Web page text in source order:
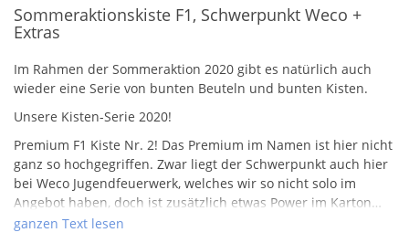
Sommeraktionskiste F1, Schwerpunkt Weco +
Extras
Im Rahmen der Sommeraktion 2020 gibt es natürlich auch
wieder eine Serie von bunten Beuteln und bunten Kisten.
Unsere Kisten-Serie 2020!
Premium F1 Kiste Nr. 2! Das Premium im Namen ist hier nicht
ganz so hochgegriffen. Zwar liegt der Schwerpunkt auch hier
bei Weco Jugendfeuerwerk, welches wir so nicht solo im
Angebot haben, doch ist zusätzlich etwas Power im Karton…
Das sind insbesondere größere Packungen, sowie XL F1 und
ganzen Text lesen